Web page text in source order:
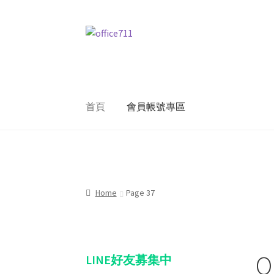
Skip
Skip
首頁 會員帳號專區
Home Page 37
LINE好友募集中